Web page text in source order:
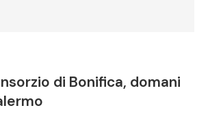
di Bonifica, domani